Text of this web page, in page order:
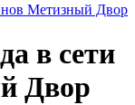
Метизный Двор
в сети
Двор